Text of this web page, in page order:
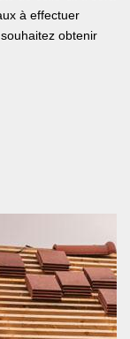
à effectuer
obtenir